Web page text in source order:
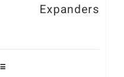
Expanders